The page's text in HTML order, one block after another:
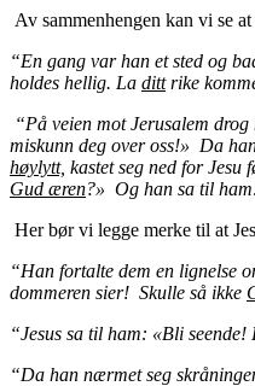
Av sammenhengen kan vi se
“En gang var han et sted og
holdes hellig. La dittrike
“På veien mot Jerusalem
miskunn deg over oss!» Da
høylytt, kastet seg ned for
Gud æren?» Og han sa til
Her bør vi legge merke til at
“Han fortalte dem en lignelse
dommeren sier! Skulle så ikke
“Jesus sa til ham: «Bli
“Da han nærmet seg